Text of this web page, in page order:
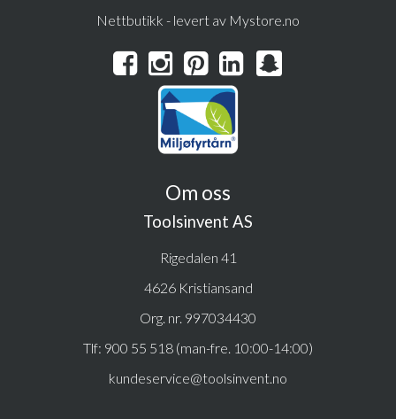
Nettbutikk - levert av Mystore.no
Om oss
Toolsinvent AS
Rigedalen 41
4626 Kristiansand
Org. nr. 997034430
Tlf: 900 55 518 (man-fre. 10:00-14:00)
kundeservice@toolsinvent.no